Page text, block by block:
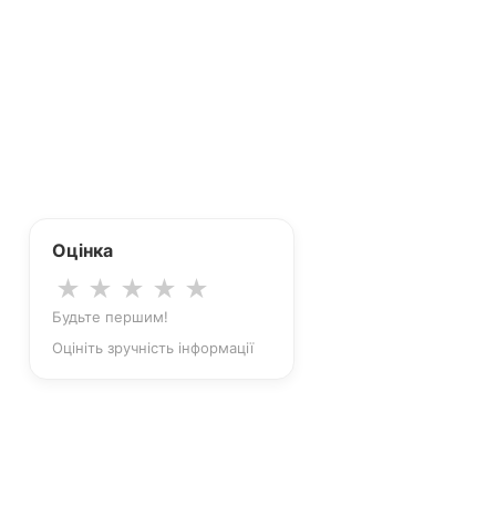
Оцінка
★ ★ ★ ★ ★
Будьте першим!
Оцініть зручність інформації